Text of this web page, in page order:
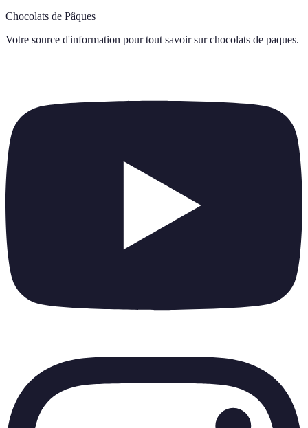
Chocolats de Pâques
Votre source d'information pour tout savoir sur chocolats de paques.